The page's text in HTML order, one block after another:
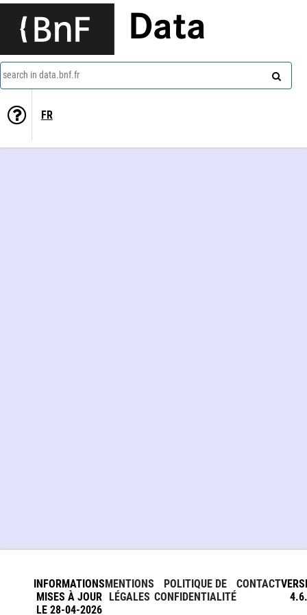
Data
search in data.bnf.fr
FR
INFORMATIONS
MISES À JOUR
LE 28-04-2026
MENTIONS
LÉGALES
POLITIQUE DE
CONFIDENTIALITÉ
CONTACT